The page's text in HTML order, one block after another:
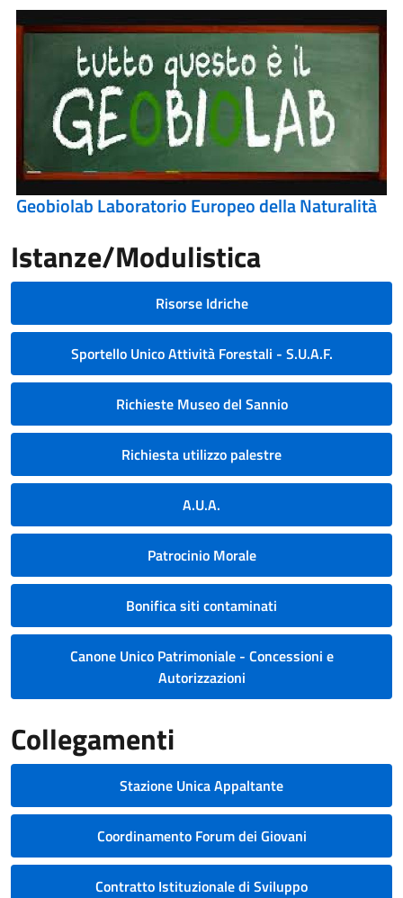
Geobiolab Laboratorio Europeo della Naturalità
Istanze/Modulistica
Risorse Idriche
Sportello Unico Attività Forestali - S.U.A.F.
Richieste Museo del Sannio
Richiesta utilizzo palestre
A.U.A.
Patrocinio Morale
Bonifica siti contaminati
Canone Unico Patrimoniale - Concessioni e
Autorizzazioni
Collegamenti
Stazione Unica Appaltante
Coordinamento Forum dei Giovani
Contratto Istituzionale di Sviluppo